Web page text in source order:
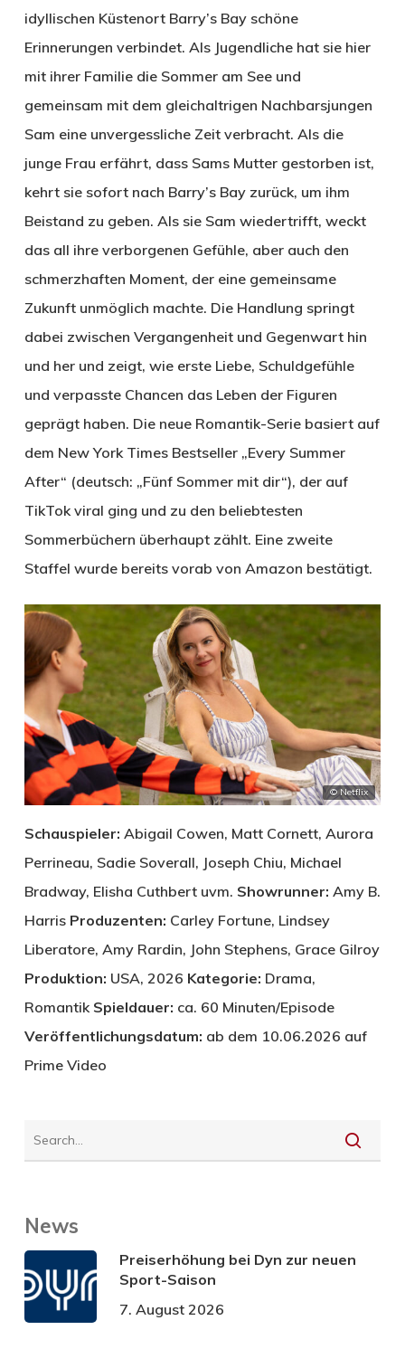
idyllischen Küstenort Barry’s Bay schöne
Erinnerungen verbindet. Als Jugendliche hat sie hier
mit ihrer Familie die Sommer am See und
gemeinsam mit dem gleichaltrigen Nachbarsjungen
Sam eine unvergessliche Zeit verbracht. Als die
junge Frau erfährt, dass Sams Mutter gestorben ist,
kehrt sie sofort nach Barry’s Bay zurück, um ihm
Beistand zu geben. Als sie Sam wiedertrifft, weckt
das all ihre verborgenen Gefühle, aber auch den
schmerzhaften Moment, der eine gemeinsame
Zukunft unmöglich machte. Die Handlung springt
dabei zwischen Vergangenheit und Gegenwart hin
und her und zeigt, wie erste Liebe, Schuldgefühle
und verpasste Chancen das Leben der Figuren
geprägt haben. Die neue Romantik-Serie basiert auf
dem New York Times Bestseller „Every Summer
After“ (deutsch: „Fünf Sommer mit dir“), der auf
TikTok viral ging und zu den beliebtesten
Sommerbüchern überhaupt zählt. Eine zweite
Staffel wurde bereits vorab von Amazon bestätigt.
© Netflix
Schauspieler: Abigail Cowen, Matt Cornett, Aurora
Perrineau, Sadie Soverall, Joseph Chiu, Michael
Bradway, Elisha Cuthbert uvm. Showrunner: Amy B.
Harris Produzenten: Carley Fortune, Lindsey
Liberatore, Amy Rardin, John Stephens, Grace Gilroy
Produktion: USA, 2026 Kategorie: Drama,
Romantik Spieldauer: ca. 60 Minuten/Episode
Veröffentlichungsdatum: ab dem 10.06.2026 auf
Prime Video
News
Preiserhöhung bei Dyn zur neuen
Sport-Saison
7. August 2026